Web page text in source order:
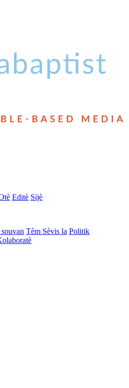
Editè Sijè
Tèm Sèvis la Politik